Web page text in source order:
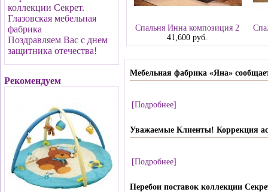
коллекции Секрет.
Глазовская мебельная
фабрика
Поздравляем Вас с днем
защитника отечества!
Рекомендуем
Спальня Инна композиция 2
41,600 руб.
Мебельная фабрика «Яна»
[Подробнее]
Уважаемые Клиенты! Коррекция
[Подробнее]
Перебои поставок коллекции